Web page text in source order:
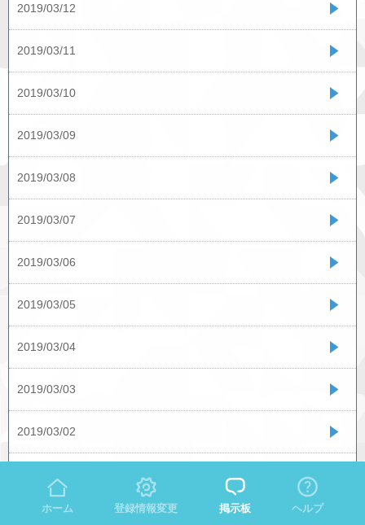
2019/03/12
2019/03/11
2019/03/10
2019/03/09
2019/03/08
2019/03/07
2019/03/06
2019/03/05
2019/03/04
2019/03/03
2019/03/02
ホーム 登録情報変更 掲示板 ヘルプ